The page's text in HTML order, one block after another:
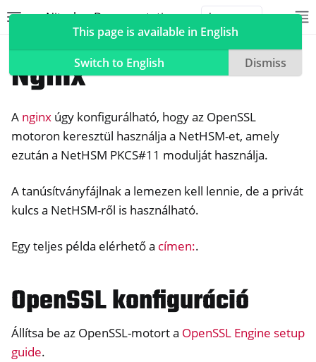
Nitrokey Documentation
navigation of Nitrokeys
navigation of NitroPad, NitroPC
navigation of NextBox
Nginx
A nginx úgy konfigurálható, hogy az OpenSSL
motoron keresztül használja a NetHSM-et, amely
ezután a NetHSM PKCS#11 modulját használja.
A tanúsítványfájlnak a lemezen kell lennie, de a privát
kulcs a NetHSM-ről is használható.
Egy teljes példa elérhető a címen:.
OpenSSL konfiguráció
Állítsa be az OpenSSL-motort a OpenSSL Engine setup
guide.
This page is available in English
Switch to English
Dismiss